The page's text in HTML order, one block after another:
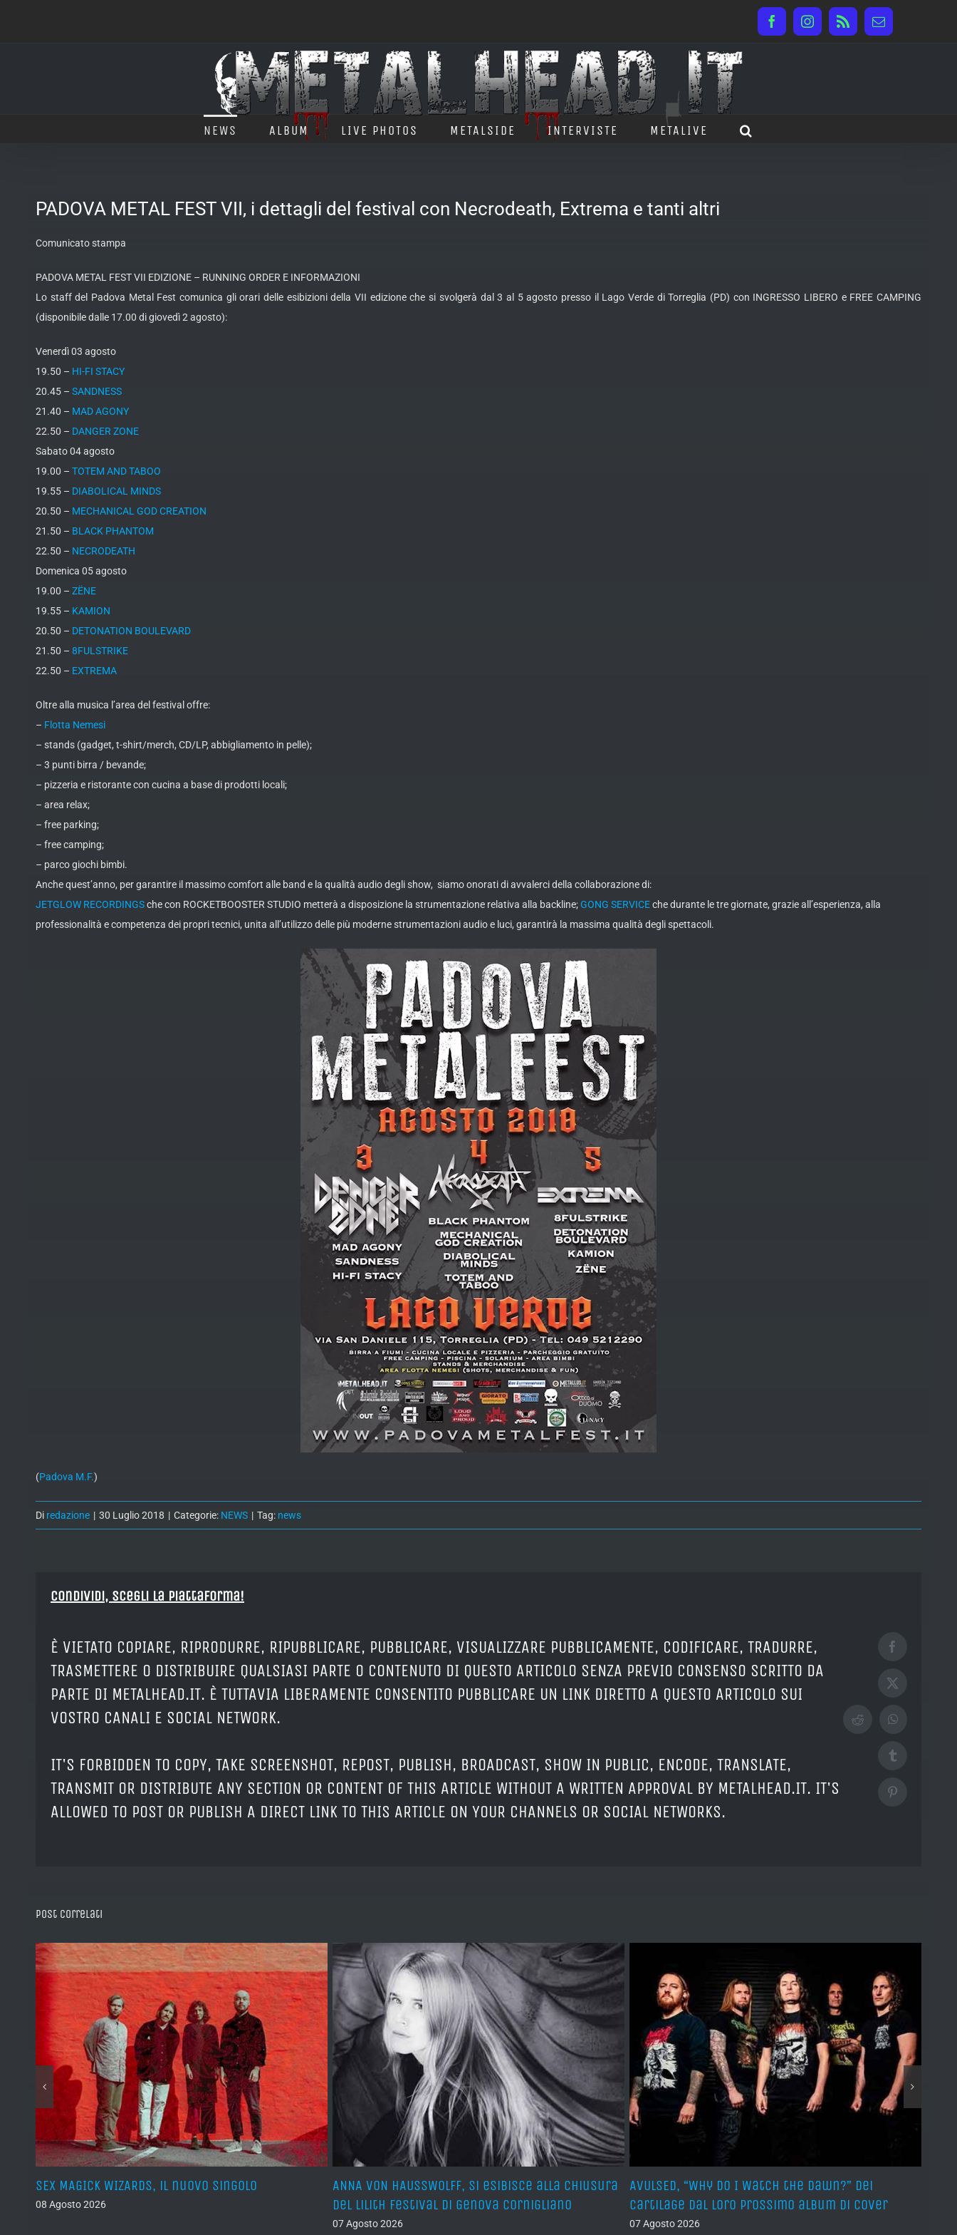
FacebookInstagram
Rss Email
NEWS ALBUM LIVE PHOTOS METALSIDE INTERVISTE METALIVE
PADOVA METAL FEST VII, i dettagli del festival con Necrodeath, Extrema e tanti altri
Comunicato stampa
PADOVA METAL FEST VII EDIZIONE – RUNNING ORDER E INFORMAZIONI
Lo staff del Padova Metal Fest comunica gli orari delle esibizioni della VII edizione che si svolgerà dal 3 al 5 agosto presso il Lago Verde di Torreglia (PD) con INGRESSO LIBERO e FREE CAMPING
(disponibile dalle 17.00 di giovedì 2 agosto):
Venerdì 03 agosto
19.50 – HI-FI STACY
20.45 – SANDNESS
21.40 – MAD AGONY
22.50 – DANGER ZONE
Sabato 04 agosto
19.00 – TOTEM AND TABOO
19.55 – DIABOLICAL MINDS
20.50 – MECHANICAL GOD CREATION
21.50 – BLACK PHANTOM
22.50 – NECRODEATH
Domenica 05 agosto
19.00 – ZËNE
19.55 – KAMION
20.50 – DETONATION BOULEVARD
21.50 – 8FULSTRIKE
22.50 – EXTREMA
Oltre alla musica l’area del festival offre:
– Flotta Nemesi
– stands (gadget, t-shirt/merch, CD/LP, abbigliamento in pelle);
– 3 punti birra / bevande;
– pizzeria e ristorante con cucina a base di prodotti locali;
– area relax;
– free parking;
– free camping;
– parco giochi bimbi.
Anche quest’anno, per garantire il massimo comfort alle band e la qualità audio degli show, siamo onorati di avvalerci della collaborazione di:
JETGLOW RECORDINGSche con ROCKETBOOSTER STUDIO metterà a disposizione la strumentazione relativa alla backline;GONG SERVICEche durante le tre giornate, grazie all’esperienza, alla
professionalità e competenza dei propri tecnici, unita all’utilizzo delle più moderne strumentazioni audio e luci, garantirà la massima qualità degli spettacoli.
(Padova M.F.)
Di redazione | 30 Luglio 2018 | Categorie: NEWS | Tag: news
Condividi, Scegli la piattaforma!
È VIETATO COPIARE, RIPRODURRE, RIPUBBLICARE, PUBBLICARE, VISUALIZZARE PUBBLICAMENTE, CODIFICARE, TRADURRE,
TRASMETTERE O DISTRIBUIRE QUALSIASI PARTE O CONTENUTO DI QUESTO ARTICOLO SENZA PREVIO CONSENSO SCRITTO DA
PARTE DI METALHEAD.IT. È TUTTAVIA LIBERAMENTE CONSENTITO PUBBLICARE UN LINK DIRETTO A QUESTO ARTICOLO SUI
VOSTRO CANALI E SOCIAL NETWORK.
IT'S FORBIDDEN TO COPY, TAKE SCREENSHOT, REPOST, PUBLISH, BROADCAST, SHOW IN PUBLIC, ENCODE, TRANSLATE,
TRANSMIT OR DISTRIBUTE ANY SECTION OR CONTENT OF THIS ARTICLE WITHOUT A WRITTEN APPROVAL BY METALHEAD.IT. IT'S
ALLOWED TO POST OR PUBLISH A DIRECT LINK TO THIS ARTICLE ON YOUR CHANNELS OR SOCIAL NETWORKS.
Facebook
X
RedditWhatsApp
Tumblr
Pinterest
Post correlati
SEX MAGICK WIZARDS, il nuovo singolo
08 Agosto 2026
ANNA VON HAUSSWOLFF, si esibisce alla chiusura
del Lilith Festival di Genova Cornigliano
07 Agosto 2026
AVULSED, “Why Do I Watch the Dawn?” dei
Cartilage dal loro prossimo album di cover
07 Agosto 2026